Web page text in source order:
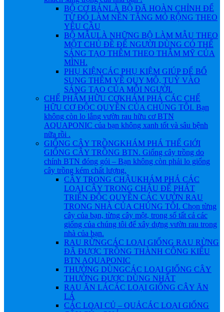
BỘ CƠ BẢNLÀ BỘ ĐÃ HOÀN CHỈNH ĐỂ
TỪ ĐÓ LÀM NỀN TẲNG MỎ RỘNG THEO
YÊU CẦU
BỘ MẪULÀ NHỮNG BỘ LÀM MẪU THEO
MỘT CHỦ ĐỀ ĐỂ NGƯỜI DÙNG CÓ THỂ
SÁNG TẠO THÊM THEO THẪM MỸ CỦA
MÌNH.
PHỤ KIỆNCÁC PHỤ KIỆM GIÚP ĐỂ BỔ
SUNG THÊM VỀ QUY MÔ, TUỲ VÀO
SÁNG TẠO CỦA MỖI NGƯỜI.
CHẾ PHẨM HỮU CƠKHÁM PHÁ CÁC CHẾ
HỮU CƠ ĐỘC QUYỀN CỦA CHÚNG TÔI. Bạn
không còn lo lắng vườn rau hữu cơ BTN
AQUAPONIC của bạn không xanh tốt và sâu bệnh
nữa rồi .
GIỐNG CÂY TRỒNGKHÁM PHÁ THẾ GIỚI
GIỐNG CÂY TRỒNG BTN. Giống cây trồng do
chính BTN đóng gói – Bạn không còn phải lo giống
cây trồng kém chất lượng.
CÂY TRONG CHẬUKHÁM PHÁ CÁC
LOẠI CÂY TRONG CHẬU ĐỂ PHÁT
TRIỂN ĐỘC QUYỀN CÁC VƯỜN RAU
TRONG NHÀ CỦA CHÚNG TÔI. Chọn từng
cây của bạn, từng cây một, trong số tất cả các
giống của chúng tôi để xây dựng vườn rau trong
nhà của bạn.
RAU RỪNGCÁC LOẠI GIỐNG RAU RỪNG
ĐÃ ĐƯỢC TRỒNG THÀNH CÔNG KIỂU
BTN AQUAPONIC
THƯỜNG DÙNGCÁC LOẠI GIỐNG CÂY
THƯỜNG ĐƯỢC DÙNG NHẤT
RAU ĂN LÁCÁC LOẠI GIỐNG CÂY ĂN
LÁ
CÁC LOẠI CỦ – QUẢCÁC LOẠI GIỐNG